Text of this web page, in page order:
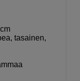
tasainen,